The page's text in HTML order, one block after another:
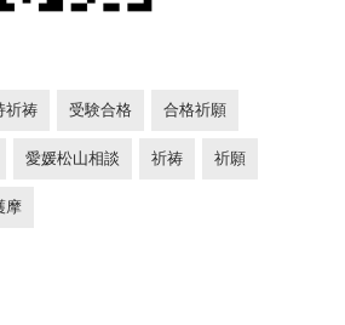
祈祷 受験合格 合格祈願
愛媛松山相談 祈祷 祈願
摩